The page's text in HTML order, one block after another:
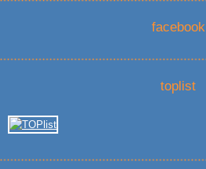
facebook
toplist